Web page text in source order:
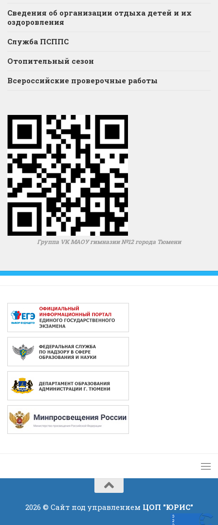
Сведения об организации отдыха детей и их
оздоровления
Служба ПСППС
Отопительный сезон
Всероссийские проверочные работы
Группа VK МАОУ гимназии №12 города Тюмени
2026 © Сайт под управлением ЦОП "ЮРИС"